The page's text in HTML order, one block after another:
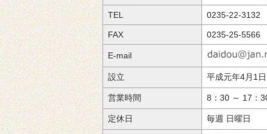
TEL 0235-22-3132
FAX 0235-25-5566
E-mail
設立 平成元年4月1日
営業時間 8：30 ～ 17：
定休日 毎週 日曜日